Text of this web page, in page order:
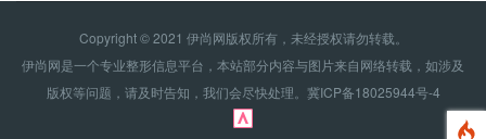
Copyright © 2021 伊尚网版权所有，未经授权请勿转载。
伊尚网是一个专业整形信息平台，本站部分内容与图片来自网络转载，如涉及
版权等问题，请及时告知，我们会尽快处理。 冀ICP备18025944号-4